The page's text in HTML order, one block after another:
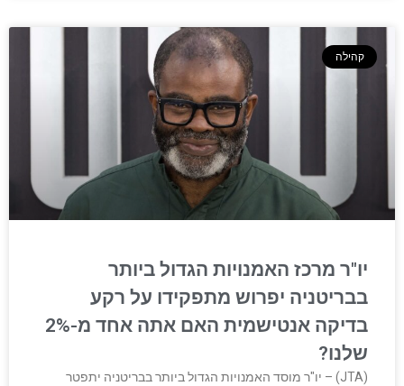
קהילה
יו"ר מרכז האמנויות הגדול ביותר
בבריטניה יפרוש מתפקידו על רקע
בדיקה אנטישמית האם אתה אחד מ-2%
שלנו?
(JTA) – יו"ר מוסד האמנויות הגדול ביותר בבריטניה יתפטר